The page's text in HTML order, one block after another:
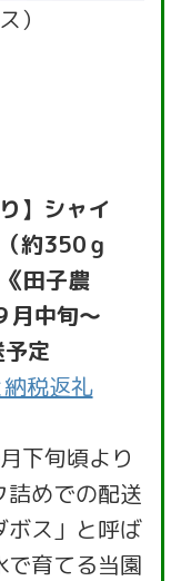
）
】シャイ
約350ｇ
田子農
中旬～
定
税返礼
下旬頃より
めでの配送
ボス」と呼ば
で育てる当園